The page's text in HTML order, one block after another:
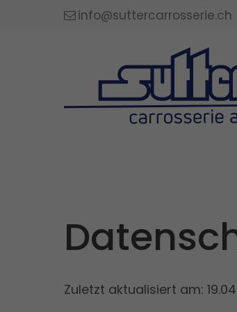
info@suttercarrosserie.ch
Zuletzt aktualisiert am: